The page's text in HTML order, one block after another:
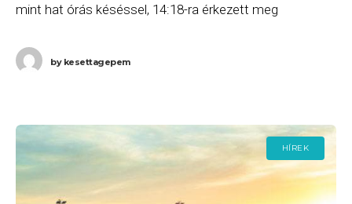
mint hat órás késéssel, 14:18-ra érkezett meg
bykesettagepem
HÍREK